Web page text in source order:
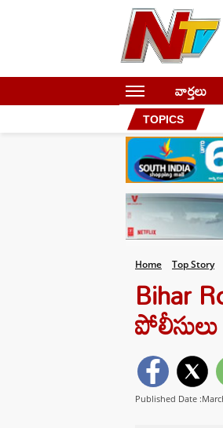
వార్తలు
TOPICS
Home Top Story
Bihar
Published Date